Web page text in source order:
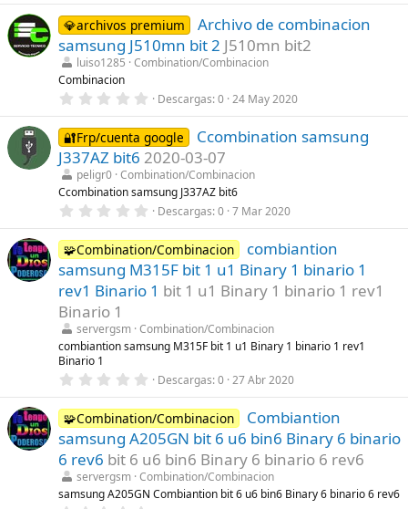
0
0
e
s
t
l
a
(
s
)
💎archivos premium
Archivo de combinacion
samsung J510mn bit 2 J510mn bit2
luiso1285
Combination/Combinacion
Combinacion
0
0
0
e
s
t
r
e
l
a
(
s
)
Descargas 0 24 May 2020
🔐Frp/cuenta google
Ccombination samsung
J337AZ bit6 2020-03-07
peligr0 Combination/Combinacion
Ccombination samsung J337AZ bit6
0
0
0
e
s
t
l
l
a
s
Descargas 0 7 Mar 2020
🧩Combination/Combinacion
combiantion
samsung M315F bit 1 u1 Binary 1 binario 1
rev1 Binario 1 bit 1 u1 Binary 1 binario 1 rev1
Binario 1
servergsm Combination/Combinacion
combiantion samsung M315F bit 1 u1 Binary 1 binario 1 rev1
Binario 1
0
0
0
e
s
t
r
e
l
Descargas 0 27 Abr 2020
🧩Combination/Combinacion
Combiantion
samsung A205GN bit 6 u6 bin6 Binary 6 binario
6 rev6 bit 6 u6 bin6 Binary 6 binario 6 rev6
servergsm Combination/Combinacion
samsung A205GN Combiantion bit 6 u6 bin6 Binary 6 binario 6 rev6